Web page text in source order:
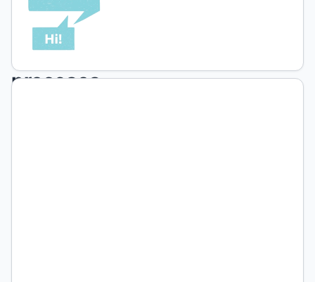
comercialización
asociativa:
procesos